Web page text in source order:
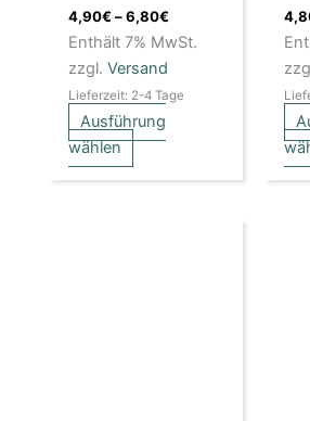
4,90€ –6,80€
Enthält 7% MwSt.
zzgl. Versand
Lieferzeit: 2-4 Tage
Ausführung
wählen
der
Produktseite
gewählt
werden